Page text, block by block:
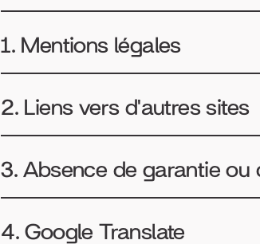
1. Mentions légales
2. Liens vers d'autres sites
3. Absence de garantie ou
4. Google Translate